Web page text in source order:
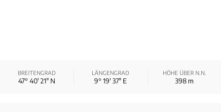
BREITENGRAD
47° 40′ 21″ N
LÄNGENGRAD
9° 19′ 37″ E
HÖHE ÜBER N.N.
398 m